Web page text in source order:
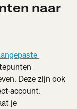
naar
Deze zijn ook
account.
je